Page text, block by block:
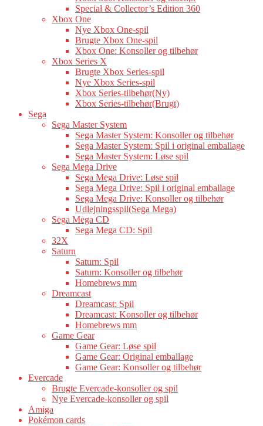
Special & Collector’s Edition 360
Xbox One
Nye Xbox One-spil
Brugte Xbox One-spil
Xbox One: Konsoller og tilbehør
Xbox Series X
Brugte Xbox Series-spil
Nye Xbox Series-spil
Xbox Series-tilbehør(Ny)
Xbox Series-tilbehør(Brugt)
Sega
Sega Master System
Sega Master System: Konsoller og tilbehør
Sega Master System: Spil i original emballage
Sega Master System: Løse spil
Sega Mega Drive
Sega Mega Drive: Løse spil
Sega Mega Drive: Spil i original emballage
Sega Mega Drive: Konsoller og tilbehør
Udlejningsspil(Sega Mega)
Sega Mega CD
Sega Mega CD: Spil
32X
Saturn
Saturn: Spil
Saturn: Konsoller og tilbehør
Homebrews mm
Dreamcast
Dreamcast: Spil
Dreamcast: Konsoller og tilbehør
Homebrews mm
Game Gear
Game Gear: Løse spil
Game Gear: Original emballage
Game Gear: Konsoller og tilbehør
Evercade
Brugte Evercade-konsoller og spil
Nye Evercade-konsoller og spil
Amiga
Pokémon cards